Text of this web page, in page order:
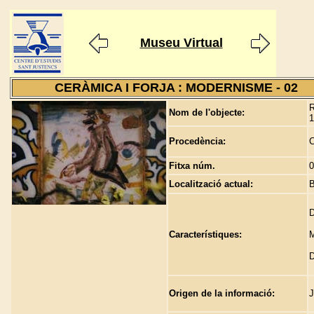
Museu Virtual
CERÀMICA I FORJA : MODERNISME - 02
Nom de l'objecte:
Procedència:
Fitxa núm.
Localització actual:
Característiques:
Origen de la informació: